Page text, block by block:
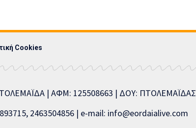
Cookies
| ΑΦΜ: 125508663 | ΔΟΥ: ΠΤΟΛΕΜΑΪΔΑΣ
2463504856 | e-mail: info@eordaialive.com